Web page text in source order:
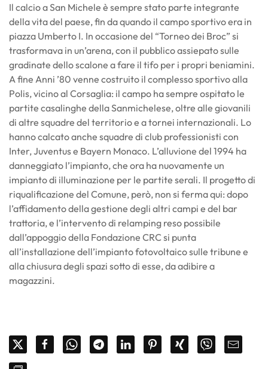
Il calcio a San Michele è sempre stato parte integrante
della vita del paese, fin da quando il campo sportivo era in
piazza Umberto I. In occasione del “Torneo dei Broc” si
trasformava in un’arena, con il pubblico assiepato sulle
gradinate dello scalone a fare il tifo per i propri beniamini.
A fine Anni ’80 venne costruito il complesso sportivo alla
Polis, vicino al Corsaglia: il campo ha sempre ospitato le
partite casalinghe della Sanmichelese, oltre alle giovanili
di altre squadre del territorio e a tornei internazionali. Lo
hanno calcato anche squadre di club professionisti con
Inter, Juventus e Bayern Monaco. L’alluvione del 1994 ha
danneggiato l’impianto, che ora ha nuovamente un
impianto di illuminazione per le partite serali. Il progetto di
riqualificazione del Comune, però, non si ferma qui: dopo
l’affidamento della gestione degli altri campi e del bar
trattoria, e l’intervento di relamping reso possibile
dall’appoggio della Fondazione CRC si punta
all’installazione dell’impianto fotovoltaico sulle tribune e
alla chiusura degli spazi sotto di esse, da adibire a
magazzini.